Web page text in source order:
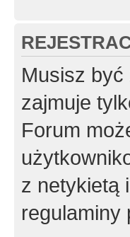
Musisz
zajmuje
Forum
z netykietą
regulaminy